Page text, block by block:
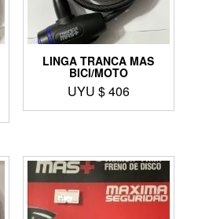
LINGA TRANCA MAS
BICI/MOTO
UYU $406